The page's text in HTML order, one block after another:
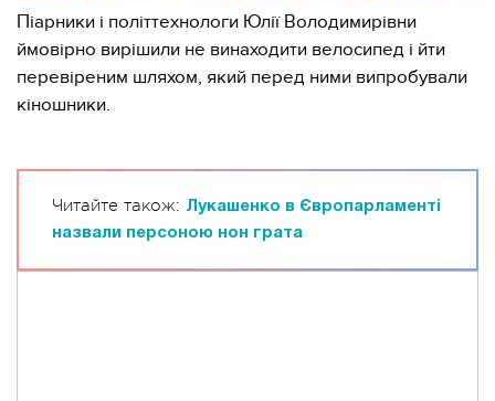
Піарники і політтехнологи Юлії Володимирівни
ймовірно вирішили не винаходити велосипед і йти
перевіреним шляхом, який перед ними випробували
кіношники.
Читайте також: Лукашенко в Європарламенті
назвали персоною нон грата